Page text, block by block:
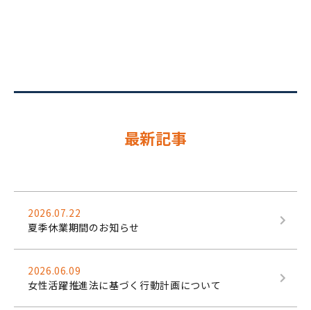
最新記事
2026.07.22
夏季休業期間のお知らせ
2026.06.09
女性活躍推進法に基づく行動計画について